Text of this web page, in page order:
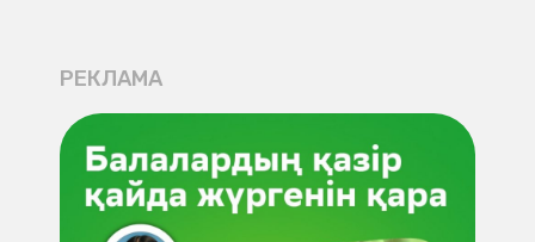
РЕКЛАМА